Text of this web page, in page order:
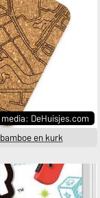
media: DeHuisjes.com
en kurk